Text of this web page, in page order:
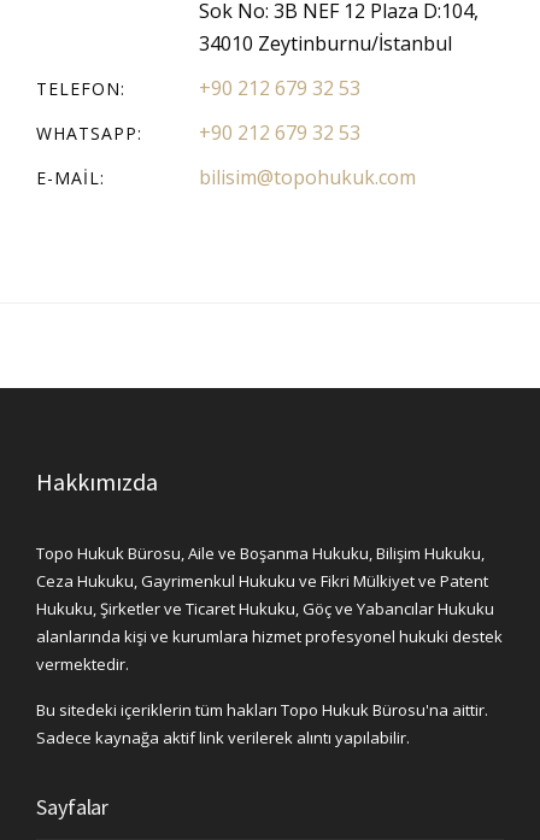
Sok No: 3B NEF 12 Plaza D:104,
34010 Zeytinburnu/İstanbul
TELEFON: +90 212 679 32 53
WHATSAPP: +90 212 679 32 53
E-MAIL: bilisim@topohukuk.com
Hakkımızda
Topo Hukuk Bürosu, Aile ve Boşanma Hukuku, Bilişim Hukuku,
Ceza Hukuku, Gayrimenkul Hukuku ve Fikri Mülkiyet ve Patent
Hukuku, Şirketler ve Ticaret Hukuku, Göç ve Yabancılar Hukuku
alanlarında kişi ve kurumlara hizmet profesyonel hukuki destek
vermektedir.
Bu sitedeki içeriklerin tüm hakları Topo Hukuk Bürosu'na aittir.
Sadece kaynağa aktif link verilerek alıntı yapılabilir.
Sayfalar